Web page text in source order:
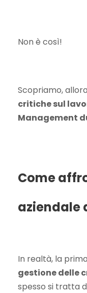
Non è così!
Scopriamo,
critiche sul
Management
Come
aziendale
In realtà, la
gestione delle
spesso si tratta